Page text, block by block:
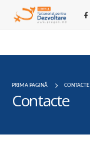
PRIMA PAGINĂ CONTACTE
Contacte